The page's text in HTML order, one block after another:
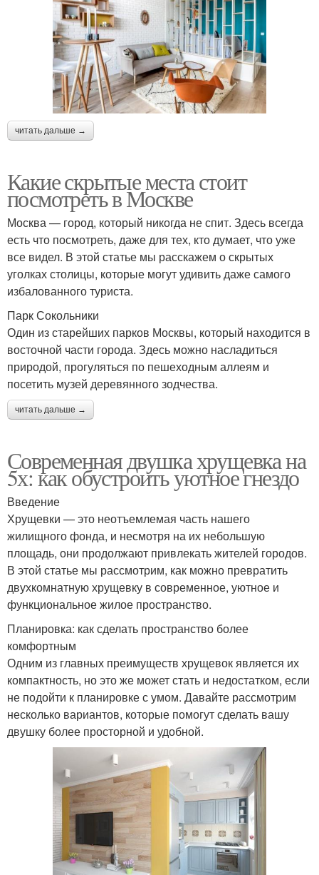
читать дальше →
Какие скрытые места стоит
посмотреть в Москве
Москва — город, который никогда не спит. Здесь всегда
есть что посмотреть, даже для тех, кто думает, что уже
все видел. В этой статье мы расскажем о скрытых
уголках столицы, которые могут удивить даже самого
избалованного туриста.
Парк Сокольники
Один из старейших парков Москвы, который находится в
восточной части города. Здесь можно насладиться
природой, прогуляться по пешеходным аллеям и
посетить музей деревянного зодчества.
читать дальше →
Современная двушка хрущевка на
5х: как обустроить уютное гнездо
Введение
Хрущевки — это неотъемлемая часть нашего
жилищного фонда, и несмотря на их небольшую
площадь, они продолжают привлекать жителей городов.
В этой статье мы рассмотрим, как можно превратить
двухкомнатную хрущевку в современное, уютное и
функциональное жилое пространство.
Планировка: как сделать пространство более
комфортным
Одним из главных преимуществ хрущевок является их
компактность, но это же может стать и недостатком, если
не подойти к планировке с умом. Давайте рассмотрим
несколько вариантов, которые помогут сделать вашу
двушку более просторной и удобной.